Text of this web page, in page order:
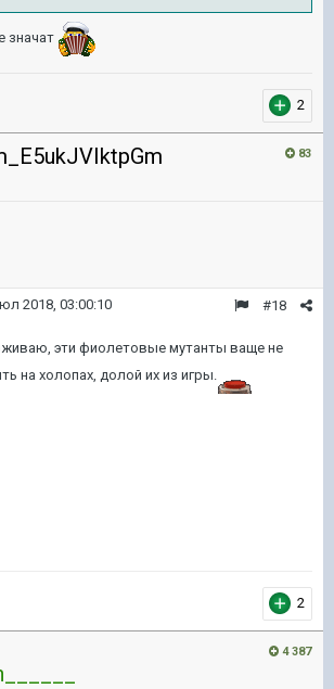
значат
2
83
#18
2018, 03:00:10
эти фиолетовые мутанты ваще не
на холопах, долой их из игры.
2
4 387